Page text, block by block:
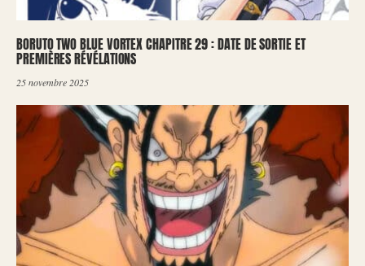
BORUTO TWO BLUE VORTEX CHAPITRE 29 : DATE DE SORTIE ET
PREMIÈRES RÉVÉLATIONS
25 novembre 2025